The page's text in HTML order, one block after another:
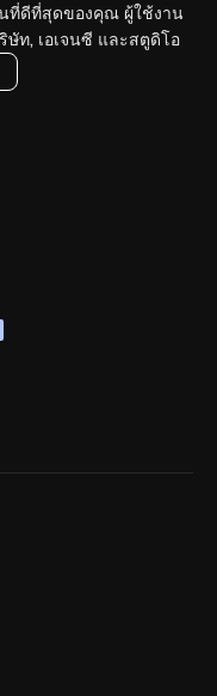
ที่ดีที่สุดของคุณ ผู้ใช้งาน
ษัท, เอเจนซี และสตูดิโอ